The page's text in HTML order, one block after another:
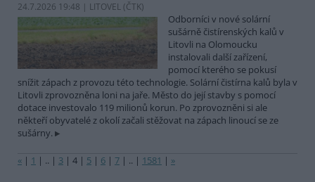
24.7.2026 19:48 | LITOVEL (ČTK)
Odborníci v nové solární
sušárně čistírenských kalů v
Litovli na Olomoucku
instalovali další zařízení,
pomocí kterého se pokusí
snížit zápach z provozu této technologie. Solární čistírna kalů byla v
Litovli zprovozněna loni na jaře. Město do její stavby s pomocí
dotace investovalo 119 milionů korun. Po zprovozněni si ale
někteří obyvatelé z okolí začali stěžovat na zápach linoucí se ze
sušárny.
« | 1 | .. | 3 | 4 | 5 | 6 | 7 | .. | 1581 | »